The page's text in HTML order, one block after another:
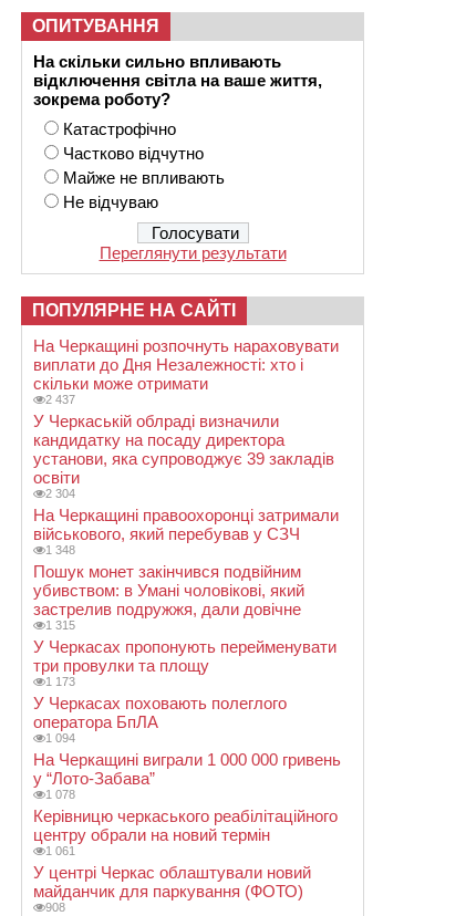
ОПИТУВАННЯ
На скільки сильно впливають
відключення світла на ваше життя,
зокрема роботу?
Катастрофічно
Частково відчутно
Майже не впливають
Не відчуваю
Переглянути результати
ПОПУЛЯРНЕ НА САЙТІ
На Черкащині розпочнуть нараховувати
виплати до Дня Незалежності: хто і
скільки може отримати
2 437
У Черкаській облраді визначили
кандидатку на посаду директора
установи, яка супроводжує 39 закладів
освіти
2 304
На Черкащині правоохоронці затримали
військового, який перебував у СЗЧ
1 348
Пошук монет закінчився подвійним
убивством: в Умані чоловікові, який
застрелив подружжя, дали довічне
1 315
У Черкасах пропонують перейменувати
три провулки та площу
1 173
У Черкасах поховають полеглого
оператора БпЛА
1 094
На Черкащині виграли 1 000 000 гривень
у “Лото-Забава”
1 078
Керівницю черкаського реабілітаційного
центру обрали на новий термін
1 061
У центрі Черкас облаштували новий
майданчик для паркування (ФОТО)
908